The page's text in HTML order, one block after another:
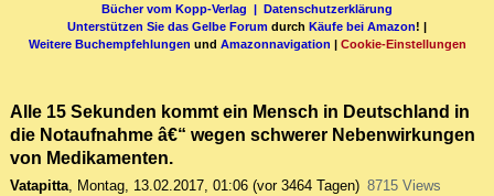
Bücher vom Kopp-Verlag | Datenschutzerklärung
Unterstützen Sie das Gelbe Forum durch Käufe bei Amazon! |
Weitere Buchempfehlungen und Amazonnavigation | Cookie-Einstellungen
Alle 15 Sekunden kommt ein Mensch in Deutschland in
die Notaufnahme â€“ wegen schwerer Nebenwirkungen
von Medikamenten.
Vatapitta, Montag, 13.02.2017, 01:06 (vor 3464 Tagen) 8715 Views